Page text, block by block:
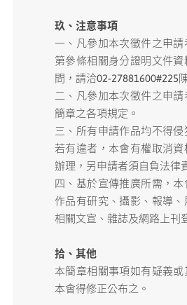
玖、注意事項
一、凡參加本次徵件之申
第參條相關身分證明文件
問，請洽02-27881600#225
二、凡參加本次徵件之申
簡章之各項規定。
三、所有申請作品均不得侵
若有違者，本會有權取消
辦理，另申請者須自負法律
四、基於宣傳推廣所需，
作品有研究、攝影、報導
相關文宣、雜誌及網路上刊
拾、其他
本簡章相關事項如有疑義或
本會得修正公布之。